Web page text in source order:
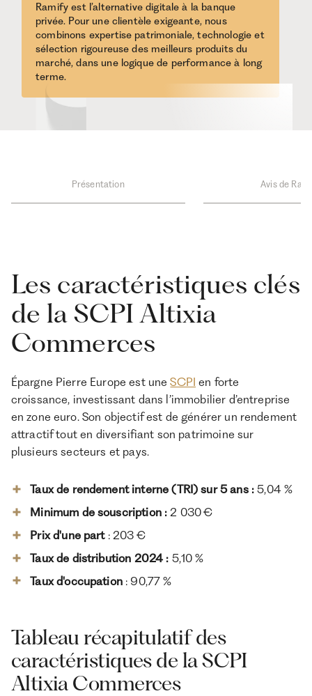
Ramify est l’alternative digitale à la banque
privée. Pour une clientèle exigeante, nous
combinons expertise patrimoniale, technologie et
sélection rigoureuse des meilleurs produits du
marché, dans une logique de performance à long
terme.
Présentation Avis de
Les caractéristiques clés
de la SCPI Altixia
Commerces
Épargne Pierre Europe est uneSCPI en forte
croissance, investissant dans l’immobilier d’entreprise
en zone euro. Son objectif est de générer un rendement
attractif tout en diversifiant son patrimoine sur
plusieurs secteurs et pays.
Taux de rendement interne (TRI) sur 5 ans :5,04 %
Minimum de souscription : 2 030 €
Prix d'une part: 203 €
Taux de distribution 2024 : 5,10 %
Taux d'occupation: 90,77 %
Tableau récapitulatif des
caractéristiques de la SCPI
Altixia Commerces